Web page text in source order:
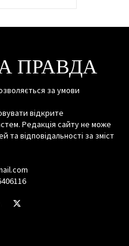
ПРАВДА
за умови
відкрите
Редакція сайту не може
та відповідальності за зміст